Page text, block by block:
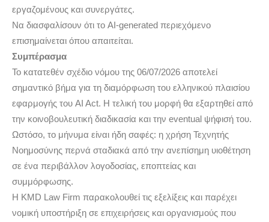
εργαζομένους και συνεργάτες.
Να διασφαλίσουν ότι το AI-generated περιεχόμενο
επισημαίνεται όπου απαιτείται.
Συμπέρασμα
Το κατατεθέν σχέδιο νόμου της 06/07/2026 αποτελεί
σημαντικό βήμα για τη διαμόρφωση του ελληνικού πλαισίου
εφαρμογής του AI Act. Η τελική του μορφή θα εξαρτηθεί από
την κοινοβουλευτική διαδικασία και την eventual ψήφισή του.
Ωστόσο, το μήνυμα είναι ήδη σαφές: η χρήση Τεχνητής
Νοημοσύνης περνά σταδιακά από την ανεπίσημη υιοθέτηση
σε ένα περιβάλλον λογοδοσίας, εποπτείας και
συμμόρφωσης.
Η KMD Law Firm παρακολουθεί τις εξελίξεις και παρέχει
νομική υποστήριξη σε επιχειρήσεις και οργανισμούς που